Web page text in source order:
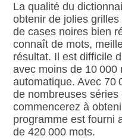
La qualité du
obtenir de jolies
de cases noires bien
connaît de mots,
résultat. Il est difficile
avec moins de 10
automatique. Avec 70
de nombreuses
commencerez à
programme est fourni
de 420 000 mots.